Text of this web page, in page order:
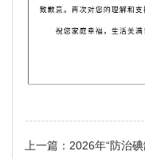
上一篇： 2026年“防治